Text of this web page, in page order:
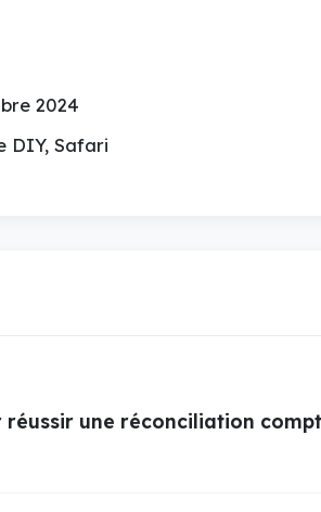
2024
DIY, Safari
réussir une réconciliation